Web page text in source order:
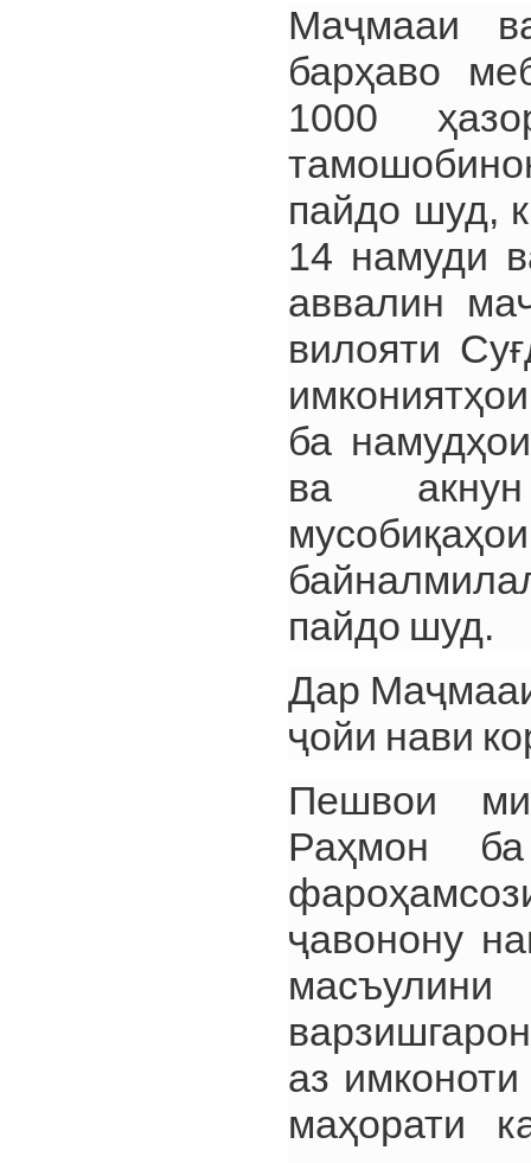
Маҷмааи
барҳаво
1000
пайдо шуд,
14 намуди
аввалин
вилояти
ба
ва акнун
пайдо шуд.
Дар
ҷойи нави
Пешвои
Раҳмон
ҷавонону
аз
маҳорати